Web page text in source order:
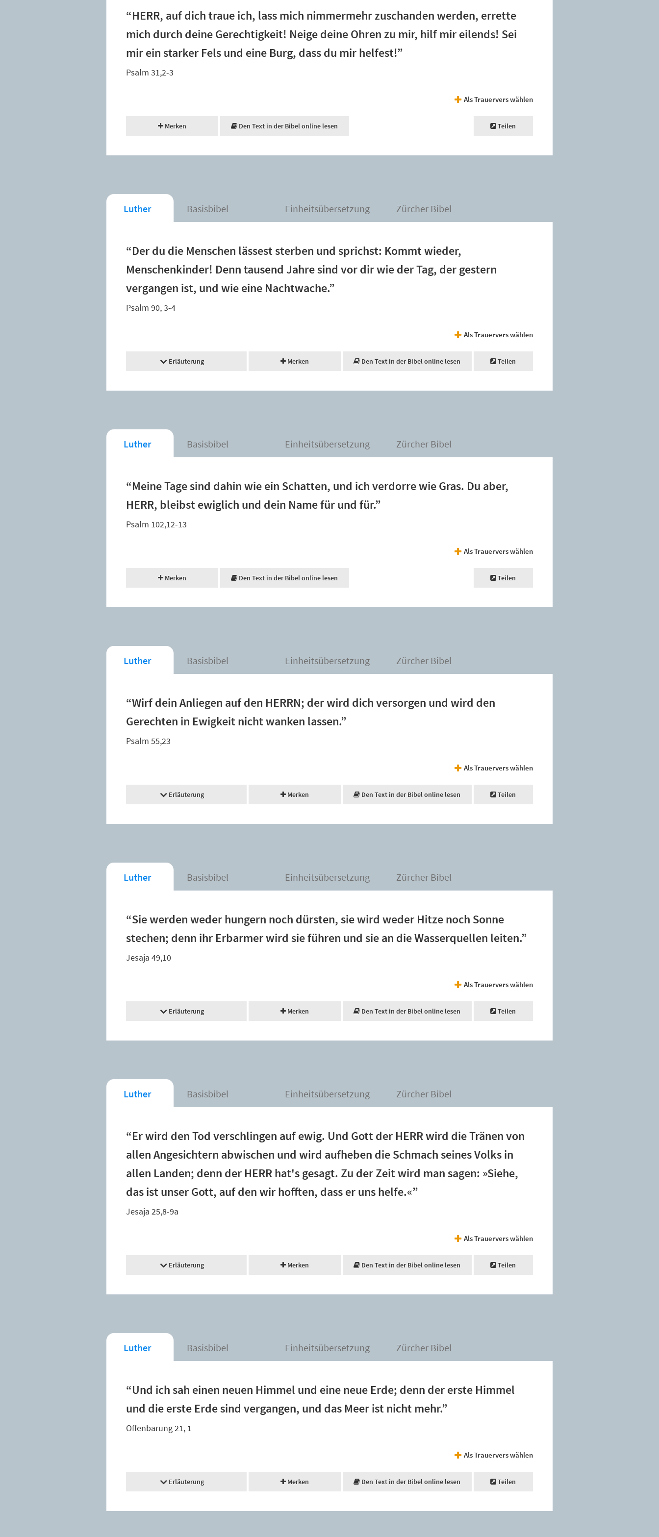
“HERR, auf dich traue ich, lass mich nimmermehr zuschanden werden, errette
mich durch deine Gerechtigkeit! Neige deine Ohren zu mir, hilf mir eilends! Sei
mir ein starker Fels und eine Burg, dass du mir helfest!”
Psalm 31,2-3
Als Trauervers wählen
Merken Den Text in der Bibel online lesen Teilen
Luther Basisbibel Einheitsübersetzung Zürcher Bibel
“Der du die Menschen lässest sterben und sprichst: Kommt wieder,
Menschenkinder! Denn tausend Jahre sind vor dir wie der Tag, der gestern
vergangen ist, und wie eine Nachtwache.”
Psalm 90, 3-4
Als Trauervers wählen
Erläuterung Merken Den Text in der Bibel online lesen Teilen
Luther Basisbibel Einheitsübersetzung Zürcher Bibel
“Meine Tage sind dahin wie ein Schatten, und ich verdorre wie Gras. Du aber,
HERR, bleibst ewiglich und dein Name für und für.”
Psalm 102,12-13
Als Trauervers wählen
Merken Den Text in der Bibel online lesen Teilen
Luther Basisbibel Einheitsübersetzung Zürcher Bibel
“Wirf dein Anliegen auf den HERRN; der wird dich versorgen und wird den
Gerechten in Ewigkeit nicht wanken lassen.”
Psalm 55,23
Als Trauervers wählen
Erläuterung Merken Den Text in der Bibel online lesen Teilen
Luther Basisbibel Einheitsübersetzung Zürcher Bibel
“Sie werden weder hungern noch dürsten, sie wird weder Hitze noch Sonne
stechen; denn ihr Erbarmer wird sie führen und sie an die Wasserquellen leiten.”
Jesaja 49,10
Als Trauervers wählen
Erläuterung Merken Den Text in der Bibel online lesen Teilen
Luther Basisbibel Einheitsübersetzung Zürcher Bibel
“Er wird den Tod verschlingen auf ewig. Und Gott der HERR wird die Tränen von
allen Angesichtern abwischen und wird aufheben die Schmach seines Volks in
allen Landen; denn der HERR hat's gesagt. Zu der Zeit wird man sagen: »Siehe,
das ist unser Gott, auf den wir hofften, dass er uns helfe.«”
Jesaja 25,8-9a
Als Trauervers wählen
Erläuterung Merken Den Text in der Bibel online lesen Teilen
Luther Basisbibel Einheitsübersetzung Zürcher Bibel
“Und ich sah einen neuen Himmel und eine neue Erde; denn der erste Himmel
und die erste Erde sind vergangen, und das Meer ist nicht mehr.”
Offenbarung 21, 1
Als Trauervers wählen
Erläuterung Merken Den Text in der Bibel online lesen Teilen